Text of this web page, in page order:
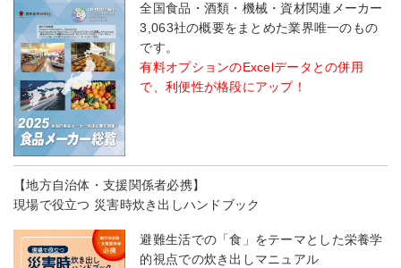
全国食品・酒類・機械・資材関連メーカー
3,063社の概要をまとめた業界唯一のもの
です。
有料オプションのExcelデータとの併用
で、利便性が格段にアップ！
【地方自治体・支援関係者必携】
現場で役立つ 災害時炊き出しハンドブック
避難生活での「食」をテーマとした栄養学
的視点での炊き出しマニュアル